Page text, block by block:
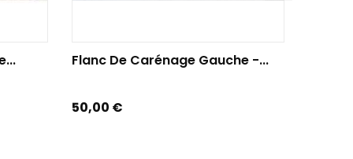
Flanc De Carénage Gauche -...
Prix
50,00 €